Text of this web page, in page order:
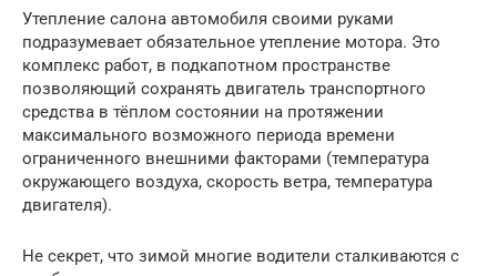
Утепление салона автомобиля своими руками
подразумевает обязательное утепление мотора. Это
комплекс работ, в подкапотном пространстве
позволяющий сохранять двигатель транспортного
средства в тёплом состоянии на протяжении
максимального возможного периода времени
ограниченного внешними факторами (температура
окружающего воздуха, скорость ветра, температура
двигателя).
Не секрет, что зимой многие водители сталкиваются с